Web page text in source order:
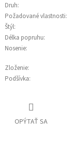
Druh:
Požadované vlastnosti:
Štýl:
Délka popruhu:
Nosenie:
Zloženie:
Podšívka:
OPÝTAŤ SA